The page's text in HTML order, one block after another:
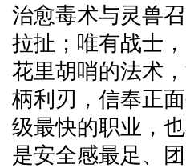
治愈毒术与灵兽
拉扯；唯有战士
花里胡哨的法术
柄利刃，信奉正
级最快的职业，
是安全感最足、